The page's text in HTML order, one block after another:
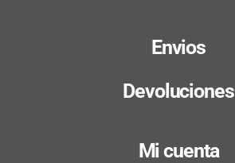
Envios
Devoluciones
Mi cuenta